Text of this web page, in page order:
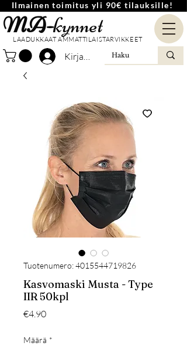
Ilmainen toimitus yli 90€ tilauksille!
MA-kynnet
LAADUKKAAT AMMATTILAISTARVIKKEET
Kirjaudu
Tuotenumero: 4015544719826
Kasvomaski Musta - Type
IIR 50kpl
€4.90Hinta
Määrä *